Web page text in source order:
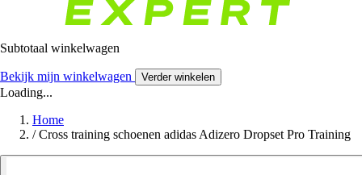
Subtotaal winkelwagen
Bekijk mijn winkelwagen Verder winkelen
Loading...
Home
/ Cross training schoenen adidas Adizero Dropset Pro Training